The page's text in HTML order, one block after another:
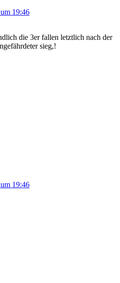
19:46
die 3er fallen letztlich nach der
sieg,!
19:46